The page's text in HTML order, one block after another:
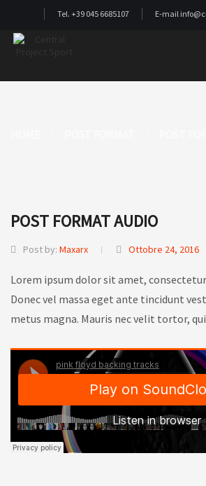
Tel. +39 045 6685107 E-mail
POST FORMAT AUDIO
Post by: Maxarx Ottobre 24, 2016
Lorem ipsum dolor sit amet,
Donec vel massa eget ante tincidunt
metus magna. Mauris nec velit tortor,